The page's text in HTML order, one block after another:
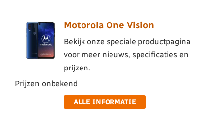
Motorola One Vision
Bekijk onze speciale productpagina
voor meer nieuws, specificaties en
prijzen.
Prijzen onbekend
ALLE INFORMATIE